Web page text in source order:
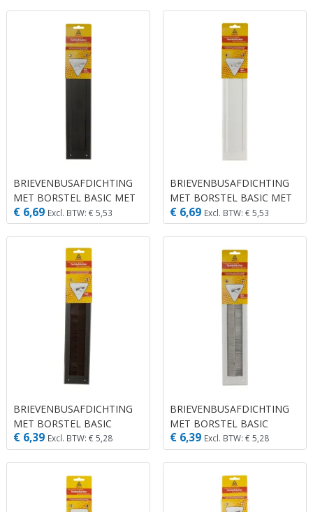
BRIEVENBUSAFDICHTING
MET BORSTEL BASIC MET
KLEP BRUIN
€ 6,69 Excl. BTW: € 5,53
BRIEVENBUSAFDICHTING
MET BORSTEL BASIC MET
KLEP WIT
€ 6,69 Excl. BTW: € 5,53
BRIEVENBUSAFDICHTING
MET BORSTEL BASIC
ZONDER KLEP BRUIN
€ 6,39 Excl. BTW: € 5,28
BRIEVENBUSAFDICHTING
MET BORSTEL BASIC
ZONDER KLEP GRIJS
€ 6,39 Excl. BTW: € 5,28